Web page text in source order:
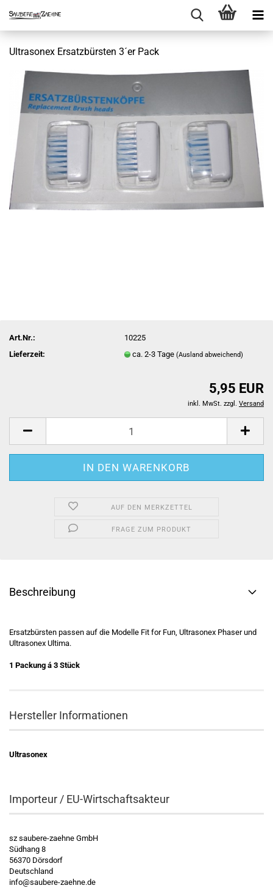
Ultrasonex Ersatzbürsten 3´er Pack
Art.Nr.:
10225
Lieferzeit:
ca. 2-3 Tage(Ausland abweichend)
5,95 EUR
inkl. MwSt. zzgl. Versand
AUF DEN MERKZETTEL
FRAGE ZUM PRODUKT
Beschreibung
Ersatzbürsten passen auf die Modelle Fit for Fun, Ultrasonex Phaser und
Ultrasonex Ultima.
1 Packung á 3 Stück
Hersteller Informationen
Ultrasonex
Importeur / EU-Wirtschaftsakteur
sz saubere-zaehne GmbH
Südhang 8
56370 Dörsdorf
Deutschland
info@saubere-zaehne.de